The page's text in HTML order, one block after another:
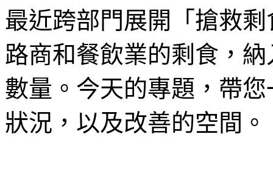
最近跨部門展開「搶救
路商和餐飲業的剩食，
數量。今天的專題，帶
狀況，以及改善的空間。